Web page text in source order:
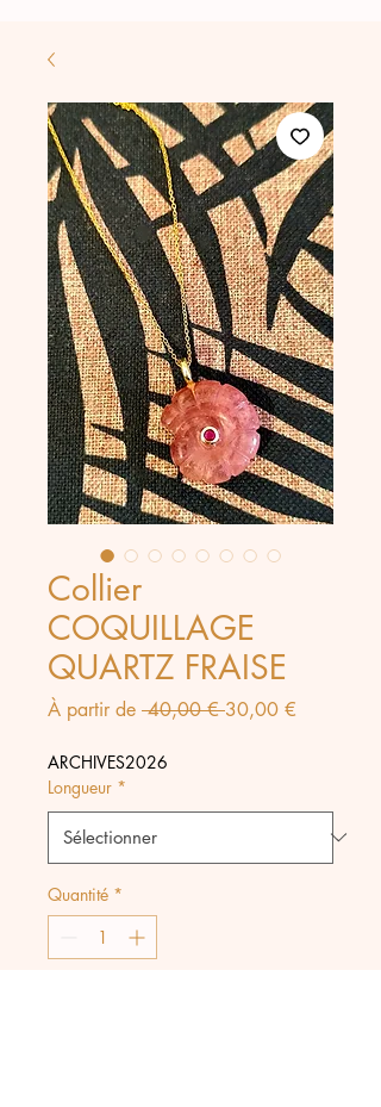
Collier
COQUILLAGE
QUARTZ FRAISE
À partir de 40,00 € Prix
30,00 €
ARCHIVES2026
Longueur *
Quantité *